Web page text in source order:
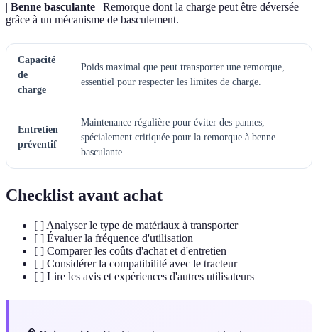
| Benne basculante | Remorque dont la charge peut être déversée
grâce à un mécanisme de basculement.
Capacité
de
charge
Poids maximal que peut transporter une remorque,
essentiel pour respecter les limites de charge.
Entretien
préventif
Maintenance régulière pour éviter des pannes,
spécialement critiquée pour la remorque à benne
basculante.
Checklist avant achat
[ ] Analyser le type de matériaux à transporter
[ ] Évaluer la fréquence d'utilisation
[ ] Comparer les coûts d'achat et d'entretien
[ ] Considérer la compatibilité avec le tracteur
[ ] Lire les avis et expériences d'autres utilisateurs